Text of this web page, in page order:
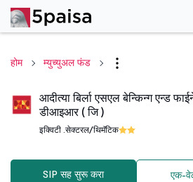
होम म्युच्युअल फंड
आदीत्या बिर्ला एसएल बेन्किन्ग एन्ड
डीआइआर ( जि )
इक्विटी .सेक्टरल/थिमॅटिक
SIP सह सुरू करा एक-